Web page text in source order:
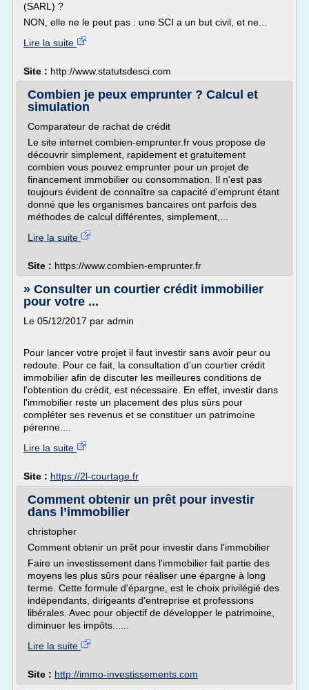
(SARL) ?
NON, elle ne le peut pas : une SCI a un but civil, et ne...
Lire la suite
Site : http://www.statutsdesci.com
Combien je peux emprunter ? Calcul et
simulation
Comparateur de rachat de crédit
Le site internet combien-emprunter.fr vous propose de
découvrir simplement, rapidement et gratuitement
combien vous pouvez emprunter pour un projet de
financement immobilier ou consommation. Il n'est pas
toujours évident de connaître sa capacité d'emprunt étant
donné que les organismes bancaires ont parfois des
méthodes de calcul différentes, simplement,...
Lire la suite
Site : https://www.combien-emprunter.fr
» Consulter un courtier crédit immobilier
pour votre ...
Le 05/12/2017 par admin
Pour lancer votre projet il faut investir sans avoir peur ou
redoute. Pour ce fait, la consultation d'un courtier crédit
immobilier afin de discuter les meilleures conditions de
l'obtention du crédit, est nécessaire. En effet, investir dans
l'immobilier reste un placement des plus sûrs pour
compléter ses revenus et se constituer un patrimoine
pérenne....
Lire la suite
Site : https://2l-courtage.fr
Comment obtenir un prêt pour investir
dans l’immobilier
christopher
Comment obtenir un prêt pour investir dans l'immobilier
Faire un investissement dans l'immobilier fait partie des
moyens les plus sûrs pour réaliser une épargne à long
terme. Cette formule d'épargne, est le choix privilégié des
indépendants, dirigeants d'entreprise et professions
libérales. Avec pour objectif de développer le patrimoine,
diminuer les impôts......
Lire la suite
Site : http://immo-investissements.com